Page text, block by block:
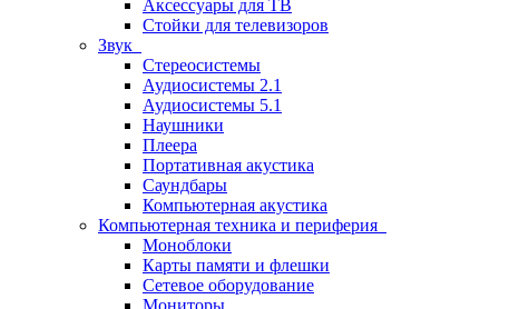
Аксессуары для ТВ
Стойки для телевизоров
Звук
Стереосистемы
Аудиосистемы 2.1
Аудиосистемы 5.1
Наушники
Плеера
Портативная акустика
Саундбары
Компьютерная акустика
Компьютерная техника и периферия
Моноблоки
Карты памяти и флешки
Сетевое оборудование
Мониторы